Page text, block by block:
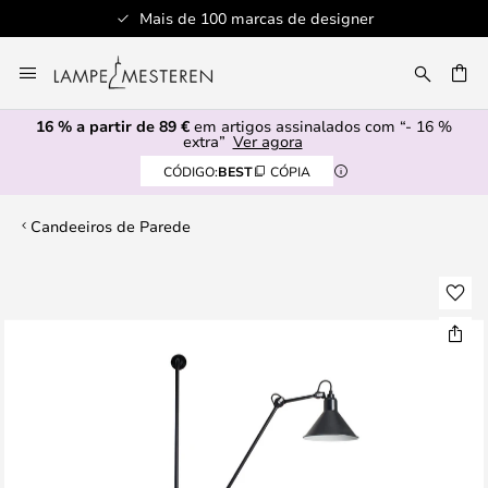
Mais de 100 marcas de designer
para
o
Conteúdo
16 % a partir de 89 € em artigos assinalados com “- 16 %
extra” Ver agora
CÓDIGO:BEST CÓPIA
Candeeiros de Parede